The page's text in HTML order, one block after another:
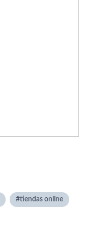
tiendas online